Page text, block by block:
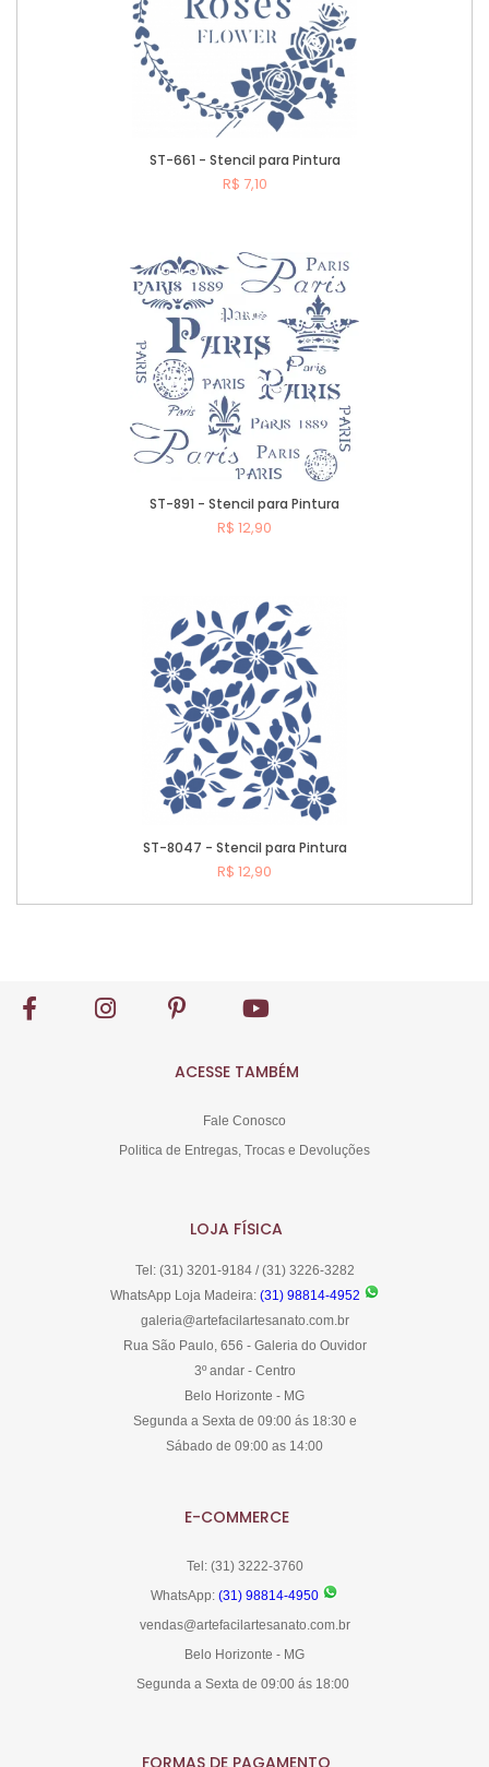
ST-661 - Stencil para Pintura
R$ 7,10
ST-891 - Stencil para Pintura
R$ 12,90
ST-8047 - Stencil para Pintura
R$ 12,90
ACESSE TAMBÉM
Fale Conosco
Politica de Entregas, Trocas e Devoluções
LOJA FÍSICA
Tel: (31) 3201-9184 / (31) 3226-3282
WhatsApp Loja Madeira: (31) 98814-4952
galeria@artefacilartesanato.com.br
Rua São Paulo, 656 - Galeria do Ouvidor
3º andar - Centro
Belo Horizonte - MG
Segunda a Sexta de 09:00 ás 18:30 e
Sábado de 09:00 as 14:00
E-COMMERCE
Tel: (31) 3222-3760
WhatsApp: (31) 98814-4950
vendas@artefacilartesanato.com.br
Belo Horizonte - MG
Segunda a Sexta de 09:00 ás 18:00
FORMAS DE PAGAMENTO